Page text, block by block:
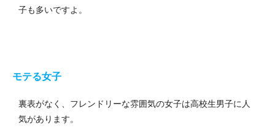
子も多いですよ。
モテる女子
裏表がなく、フレンドリーな雰囲気の女子は高校生男子に人
気があります。